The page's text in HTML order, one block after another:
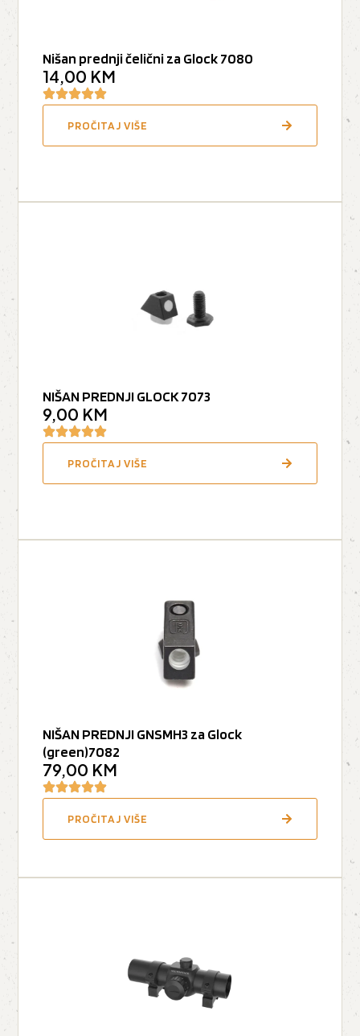
Nišan prednji čelični za Glock 7080
14,00 KM
PROČITAJ VIŠE
NIŠAN PREDNJI GLOCK 7073
9,00 KM
PROČITAJ VIŠE
NIŠAN PREDNJI GNSMH3 za Glock
(green)7082
79,00 KM
PROČITAJ VIŠE